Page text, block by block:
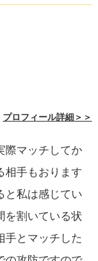
プロフィール詳細＞＞
際マッチしてか
相手もおります
と私は感じてい
を割いている状
手とマッチした